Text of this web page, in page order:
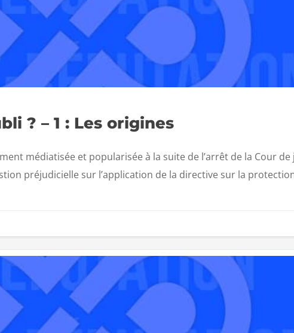
? – 1 : Les origines
médiatisée et popularisée à la suite de l’arrêt de la Cour de
préjudicielle sur l’application de la directive sur la